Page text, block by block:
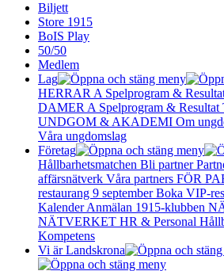
Biljett
Store 1915
BoIS Play
50/50
Medlem
Lag
HERRAR A Spelprogram &
DAMER A Spelprogram & Resultat
UNDGOM & AKADEMI Om
Våra ungdomslag
Företag
Hållbarhetsmatchen Bli partner
affärsnätverk Våra partners FÖR
restaurang 9 septemberBoka VIP-
KalenderAnmälan 1915-klubben
NÄTVERKET HR & Personal
Kompetens
Vi är Landskrona